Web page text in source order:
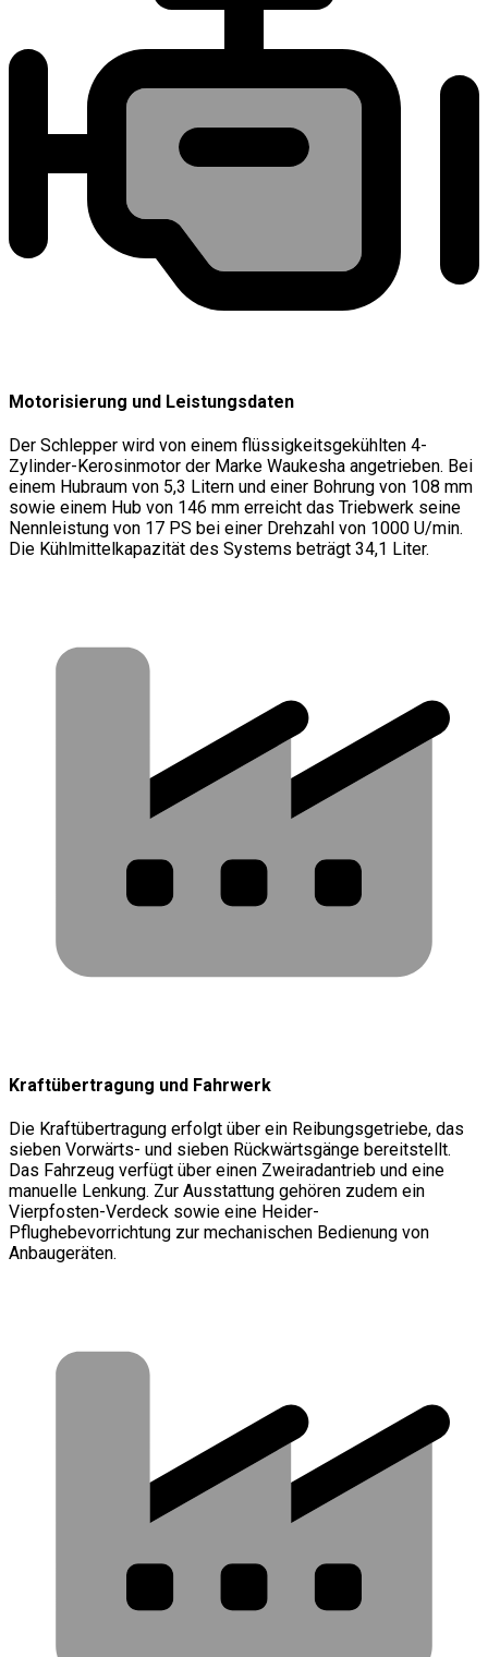
Motorisierung und Leistungsdaten
Der Schlepper wird von einem flüssigkeitsgekühlten 4-
Zylinder-Kerosinmotor der Marke Waukesha angetrieben. Bei
einem Hubraum von 5,3 Litern und einer Bohrung von 108 mm
sowie einem Hub von 146 mm erreicht das Triebwerk seine
Nennleistung von 17 PS bei einer Drehzahl von 1000 U/min.
Die Kühlmittelkapazität des Systems beträgt 34,1 Liter.
Kraftübertragung und Fahrwerk
Die Kraftübertragung erfolgt über ein Reibungsgetriebe, das
sieben Vorwärts- und sieben Rückwärtsgänge bereitstellt.
Das Fahrzeug verfügt über einen Zweiradantrieb und eine
manuelle Lenkung. Zur Ausstattung gehören zudem ein
Vierpfosten-Verdeck sowie eine Heider-
Pflughebevorrichtung zur mechanischen Bedienung von
Anbaugeräten.